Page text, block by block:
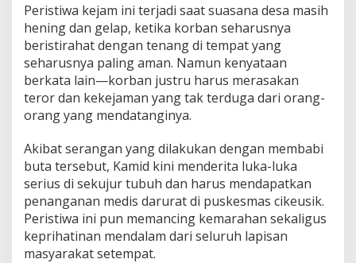
Peristiwa kejam ini terjadi saat suasana desa masih
hening dan gelap, ketika korban seharusnya
beristirahat dengan tenang di tempat yang
seharusnya paling aman. Namun kenyataan
berkata lain—korban justru harus merasakan
teror dan kekejaman yang tak terduga dari orang-
orang yang mendatanginya.
Akibat serangan yang dilakukan dengan membabi
buta tersebut, Kamid kini menderita luka-luka
serius di sekujur tubuh dan harus mendapatkan
penanganan medis darurat di puskesmas cikeusik.
Peristiwa ini pun memancing kemarahan sekaligus
keprihatinan mendalam dari seluruh lapisan
masyarakat setempat.